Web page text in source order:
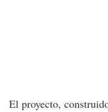
El proyecto,